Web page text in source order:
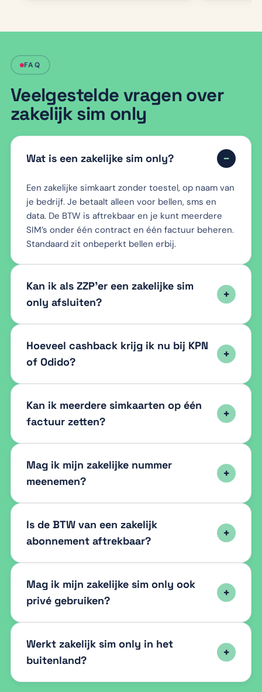
FAQ
Veelgestelde vragen over
zakelijk sim only
Wat is een zakelijke sim only?
Een zakelijke simkaart zonder toestel, op naam van
je bedrijf. Je betaalt alleen voor bellen, sms en
data. De BTW is aftrekbaar en je kunt meerdere
SIM’s onder één contract en één factuur beheren.
Standaard zit onbeperkt bellen erbij.
Kan ik als ZZP’er een zakelijke sim
only afsluiten?
Hoeveel cashback krijg ik nu bij KPN
of Odido?
Kan ik meerdere simkaarten op één
factuur zetten?
Mag ik mijn zakelijke nummer
meenemen?
Is de BTW van een zakelijk
abonnement aftrekbaar?
Mag ik mijn zakelijke sim only ook
privé gebruiken?
Werkt zakelijk sim only in het
buitenland?